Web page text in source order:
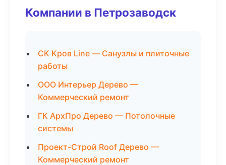
Компании в Петрозаводск
СК Кров Line — Санузлы и плиточные
работы
ООО Интерьер Дерево —
Коммерческий ремонт
ГК АрхПро Дерево — Потолочные
системы
Проект-Строй Roof Дерево —
Коммерческий ремонт